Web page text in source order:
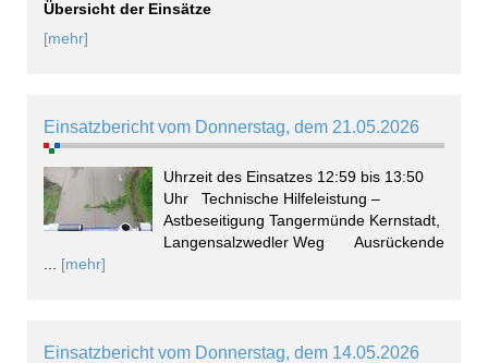
Übersicht der Einsätze
[mehr]
Einsatzbericht vom Donnerstag, dem 21.05.2026
Uhrzeit des Einsatzes 12:59 bis 13:50
Uhr Technische Hilfeleistung –
Astbeseitigung Tangermünde Kernstadt,
Langensalzwedler Weg Ausrückende
[mehr]
Einsatzbericht vom Donnerstag, dem 14.05.2026